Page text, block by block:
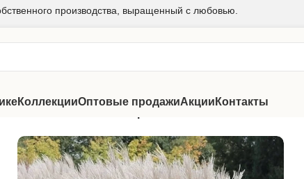
производства, выращенный с любовью.
КоллекцииОптовые продажиАкции Контакты